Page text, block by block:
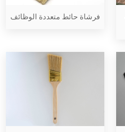
فرشاة حائط متعددة الوظائف